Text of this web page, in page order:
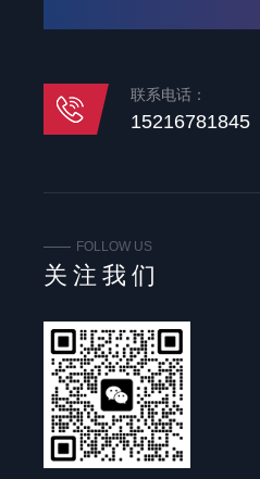
联系电话：
15216781845
FOLLOW US
关注我们